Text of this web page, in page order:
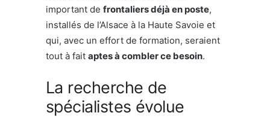
important de frontaliers déjà en poste,
installés de l’Alsace à la Haute Savoie et
qui, avec un effort de formation, seraient
tout à fait aptes à combler ce besoin.
La recherche de
spécialistes évolue